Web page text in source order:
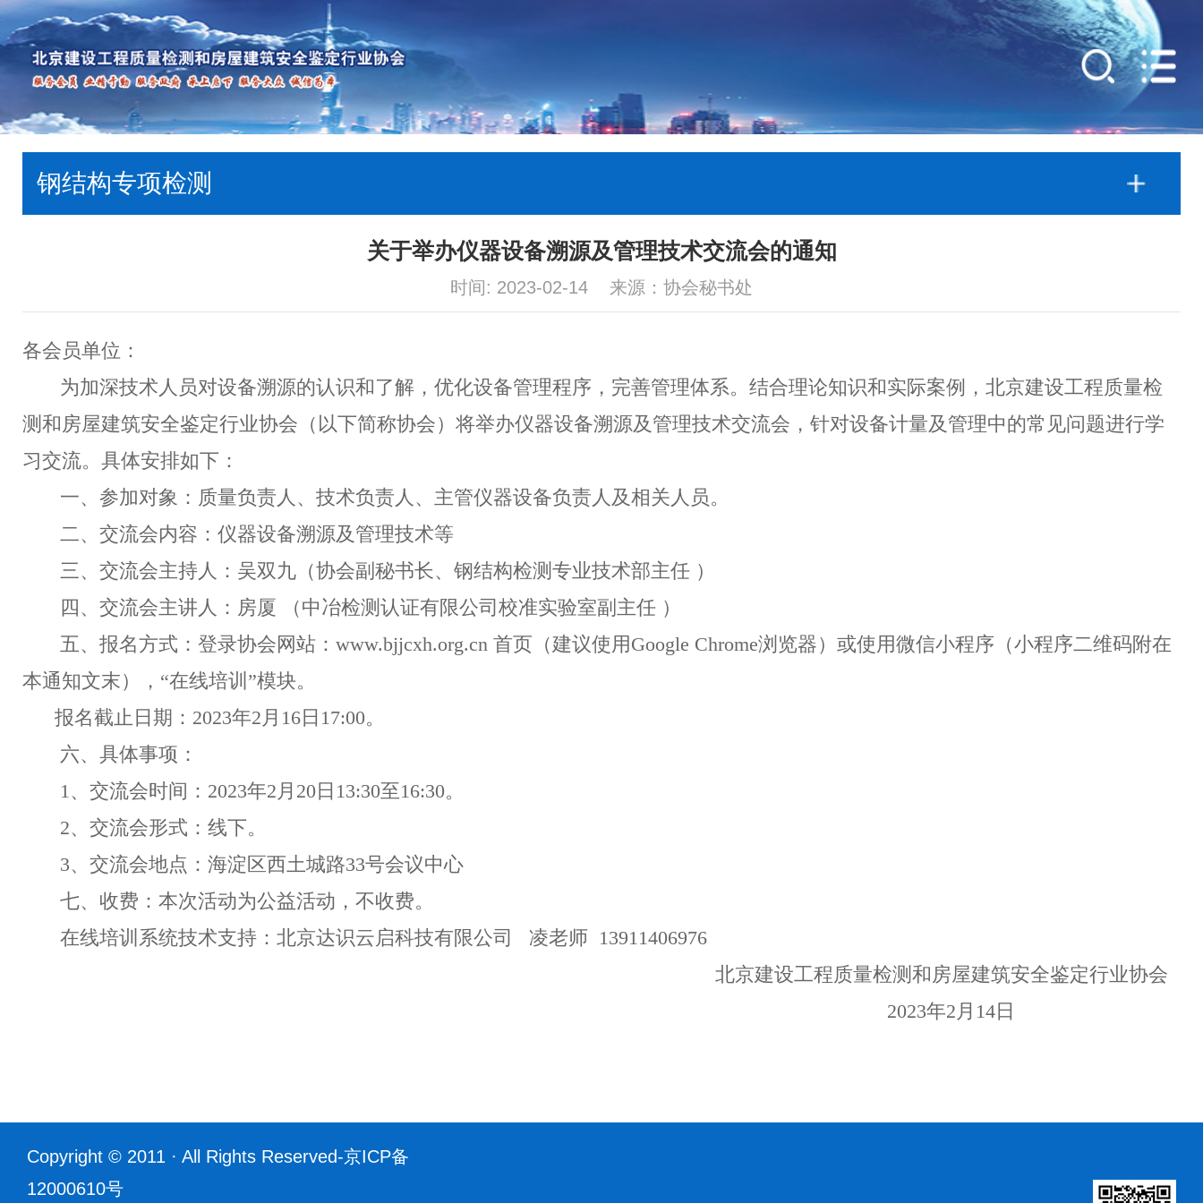
钢结构专项检测
关于举办仪器设备溯源及管理技术交流会的通知
时间: 2023-02-14 来源：协会秘书处
各会员单位：
为加深技术人员对设备溯源的认识和了解，优化设备管理程序，完善管理体系。结合理论知识和实际案例，北京建设工程质量检
测和房屋建筑安全鉴定行业协会（以下简称协会）将举办仪器设备溯源及管理技术交流会，针对设备计量及管理中的常见问题进行学
习交流。具体安排如下：
一、参加对象：质量负责人、技术负责人、主管仪器设备负责人及相关人员。
二、交流会内容：仪器设备溯源及管理技术等
三、交流会主持人：吴双九（协会副秘书长、钢结构检测专业技术部主任 ）
四、交流会主讲人：房厦 （中冶检测认证有限公司校准实验室副主任 ）
五、报名方式：登录协会网站：www.bjjcxh.org.cn 首页（建议使用Google Chrome浏览器）或使用微信小程序（小程序二维码附在
本通知文末），“在线培训”模块。
报名截止日期：2023年2月16日17:00。
六、具体事项：
1、交流会时间：2023年2月20日13:30至16:30。
2、交流会形式：线下。
3、交流会地点：海淀区西土城路33号会议中心
七、收费：本次活动为公益活动，不收费。
在线培训系统技术支持：北京达识云启科技有限公司 凌老师 13911406976
北京建设工程质量检测和房屋建筑安全鉴定行业协会
2023年2月14日
Copyright © 2011 · All Rights Reserved-京ICP备
12000610号